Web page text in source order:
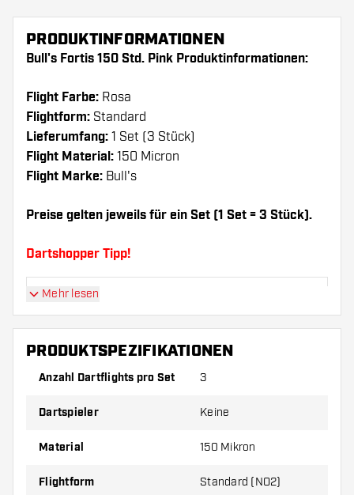
PRODUKTINFORMATIONEN
Bull's Fortis 150 Std. Pink Produktinformationen:
Flight Farbe: Rosa
Flightform: Standard
Lieferumfang: 1 Set (3 Stück)
Flight Material: 150 Micron
Flight Marke: Bull's
Preise gelten jeweils für ein Set (1 Set = 3 Stück).
Dartshopper Tipp!
Sorgen Sie für genügend Ersatz Flights und
Shafts. Diese können sich durch Gebrauch
Probieren Sie eine andere Form, ein anderes
um herauszufinden, welche Variante am besten
zu Ihnen passt!
Mehr lesen
PRODUKTSPEZIFIKATIONEN
Anzahl Dartflights pro Set 3
Dartspieler Keine
Material 150 Mikron
Flightform Standard (NO2)